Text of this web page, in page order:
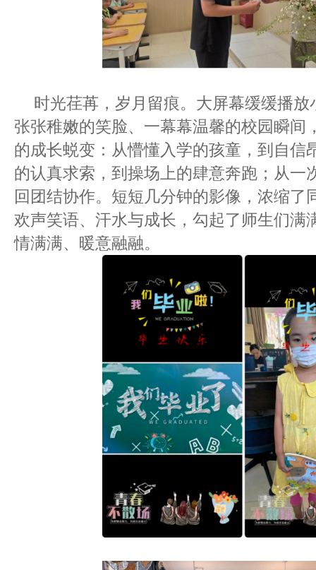
时光荏苒，岁月留痕。大屏幕缓缓播
张张稚嫩的笑脸、一幕幕温馨的校园瞬间
的成长蜕变：从懵懂入学的孩童，到自信
的认真求索，到操场上的肆意奔跑；从一
回团结协作。短短几分钟的影像，浓缩了
欢声笑语、汗水与成长，勾起了师生们满
情满满、暖意融融。